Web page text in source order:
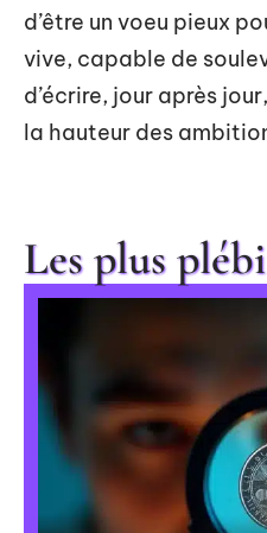
d’être un voeu pieux
vive, capable de
d’écrire, jour après
la hauteur des
Les plus